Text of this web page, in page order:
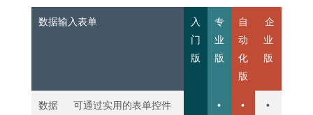
数据输入表单
入
门
版
专
业
版
自
动
化
版
企
业
版
数据
可通过实用的表单控件
• • •